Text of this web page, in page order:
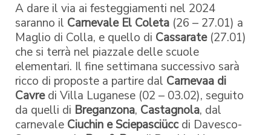
A dare il via ai festeggiamenti nel 2024
saranno il Carnevale El Coleta(26 – 27.01) a
Maglio di Colla, e quello di Cassarate(27.01)
che si terrà nel piazzale delle scuole
elementari. Il fine settimana successivo sarà
ricco di proposte a partire dal Carnevaa di
Cavredi Villa Luganese (02 – 03.02), seguito
da quelli di Breganzona, Castagnola, dal
carnevale Ciuchin e Sciepasciüccdi Davesco-